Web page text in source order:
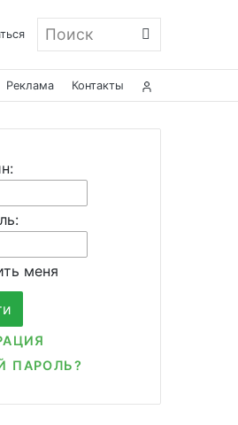
Поиск
Реклама Контакты
меня
ПАРОЛЬ?